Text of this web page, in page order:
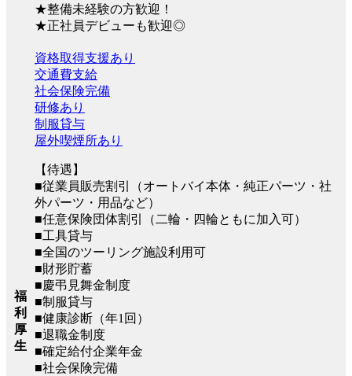
★整備未経験の方歓迎！
★正社員デビューも歓迎◎
福
利
厚
生
資格取得支援あり
交通費支給
社会保険完備
研修あり
制服貸与
屋外喫煙所あり
【待遇】
■従業員販売割引（オートバイ本体・純正パーツ・社
外パーツ・用品など）
■任意保険団体割引（二輪・四輪ともに加入可）
■工具貸与
■全国のツーリング施設利用可
■財形貯蓄
■慶弔見舞金制度
■制服貸与
■健康診断（年1回）
■退職金制度
■確定給付企業年金
■社会保険完備